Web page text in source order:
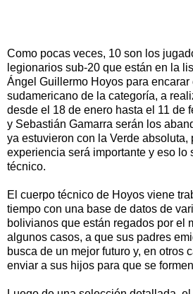
Como pocas veces, 10 son los
legionarios sub-20 que están en la
Ángel Guillermo Hoyos para encarar
sudamericano de la categoría, a
desde el 18 de enero hasta el 11 de
y Sebastián Gamarra serán los
ya estuvieron con la Verde absoluta,
experiencia será importante y eso lo
técnico.
El cuerpo técnico de Hoyos viene
tiempo con una base de datos de
bolivianos que están regados por el
algunos casos, a que sus padres
busca de un mejor futuro y, en otros
enviar a sus hijos para que se